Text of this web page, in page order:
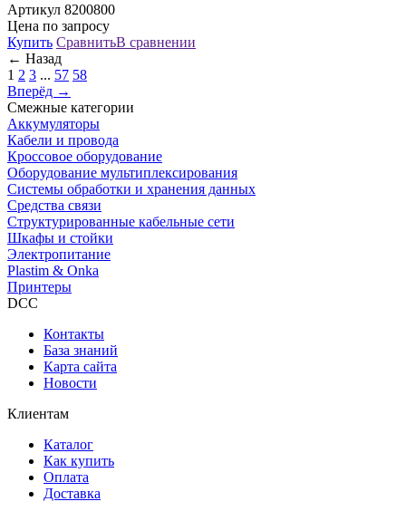
Артикул 8200800
Цена по запросу
Купить СравнитьВ сравнении
← Назад
1 2 3 ... 57 58
Вперёд →
Смежные категории
Аккумуляторы
Кабели и провода
Кроссовое оборудование
Оборудование мультиплексирования
Системы обработки и хранения данных
Средства связи
Структурированные кабельные сети
Шкафы и стойки
Электропитание
Plastim & Onka
Принтеры
DCC
Контакты
База знаний
Карта сайта
Новости
Клиентам
Каталог
Как купить
Оплата
Доставка